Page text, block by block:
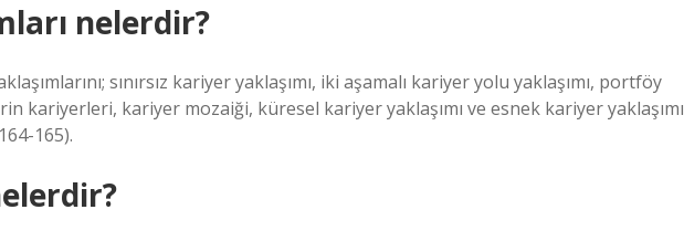
nelerdir?
sınırsız kariyer yaklaşımı, iki aşamalı kariyer yolu yaklaşımı, portföy
kariyerleri, kariyer mozaiği, küresel kariyer yaklaşımı ve esnek kariyer yaklaşımı
165).